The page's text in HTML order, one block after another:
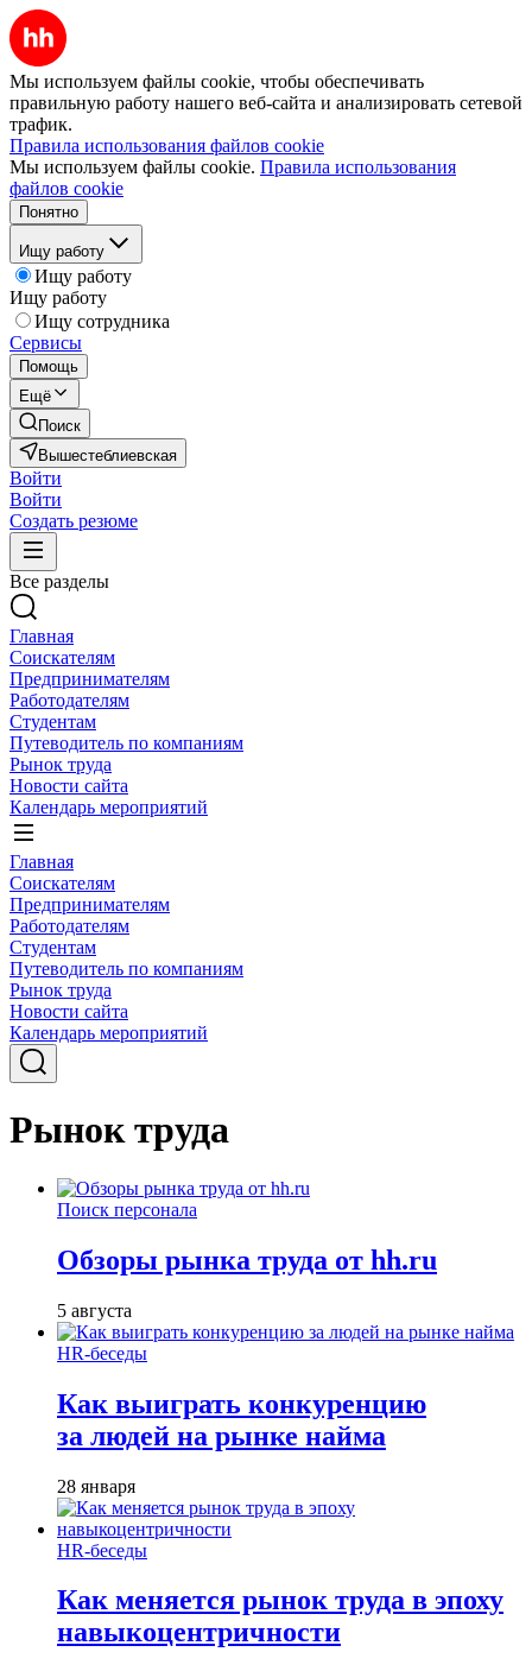
Мы используем файлы cookie, чтобы обеспечивать
правильную работу нашего веб-сайта и анализировать сетевой
трафик.
Правила использования файлов cookie
Мы используем файлы cookie. Правила использования
файлов cookie
Понятно
Ищу работу
Ищу работу
Ищу работу
Ищу сотрудника
Сервисы
Помощь
Ещё
Поиск
Вышестеблиевская
Войти
Войти
Создать резюме
Все разделы
Главная
Соискателям
Предпринимателям
Работодателям
Студентам
Путеводитель по компаниям
Рынок труда
Новости сайта
Календарь мероприятий
Главная
Соискателям
Предпринимателям
Работодателям
Студентам
Путеводитель по компаниям
Рынок труда
Новости сайта
Календарь мероприятий
Рынок труда
Поиск персонала
Обзоры рынка труда от hh.ru
5 августа
HR-беседы
Как выиграть конкуренцию
за людей на рынке найма
28 января
HR-беседы
Как меняется рынок труда в эпоху
навыкоцентричности